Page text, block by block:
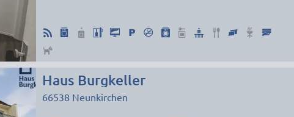
Haus Burgkeller
66538 Neunkirchen